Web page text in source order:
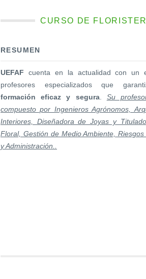
CURSO DE
RESUMEN
UEFAF cuenta en la actualidad con un
profesores especializados que
formación eficaz y segura. Su
compuesto por Ingenieros Agrónomos,
Interiores, Diseñadora de Joyas y
Floral, Gestión de Medio Ambiente,
y Administración..